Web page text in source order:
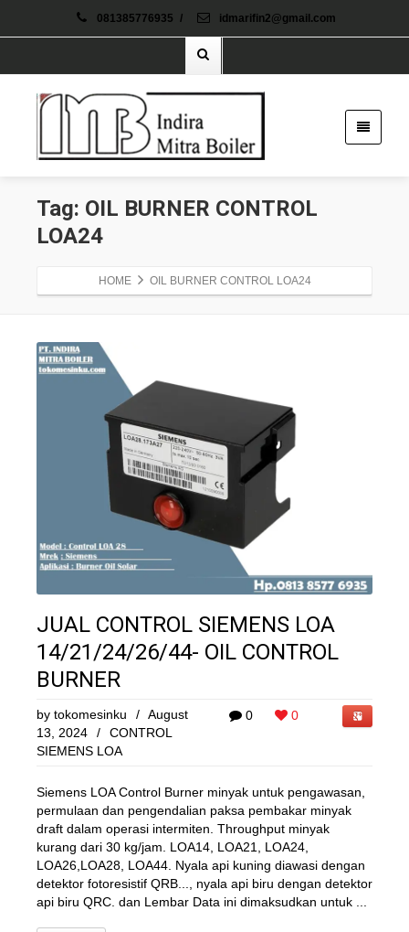
081385776935 / idmarifin2@gmail.com
Tag: OIL BURNER CONTROL
LOA24
HOME OIL BURNER CONTROL LOA24
JUAL CONTROL SIEMENS LOA
14/21/24/26/44- OIL CONTROL
BURNER
0 0
by tokomesinku / August
13, 2024
/
CONTROL
SIEMENS LOA
Siemens LOA Control Burner minyak untuk pengawasan,
permulaan dan pengendalian paksa pembakar minyak
draft dalam operasi intermiten. Throughput minyak
kurang dari 30 kg/jam. LOA14, LOA21, LOA24,
LOA26,LOA28, LOA44. Nyala api kuning diawasi dengan
detektor fotoresistif QRB..., nyala api biru dengan detektor
api biru QRC. dan Lembar Data ini dimaksudkan untuk ...